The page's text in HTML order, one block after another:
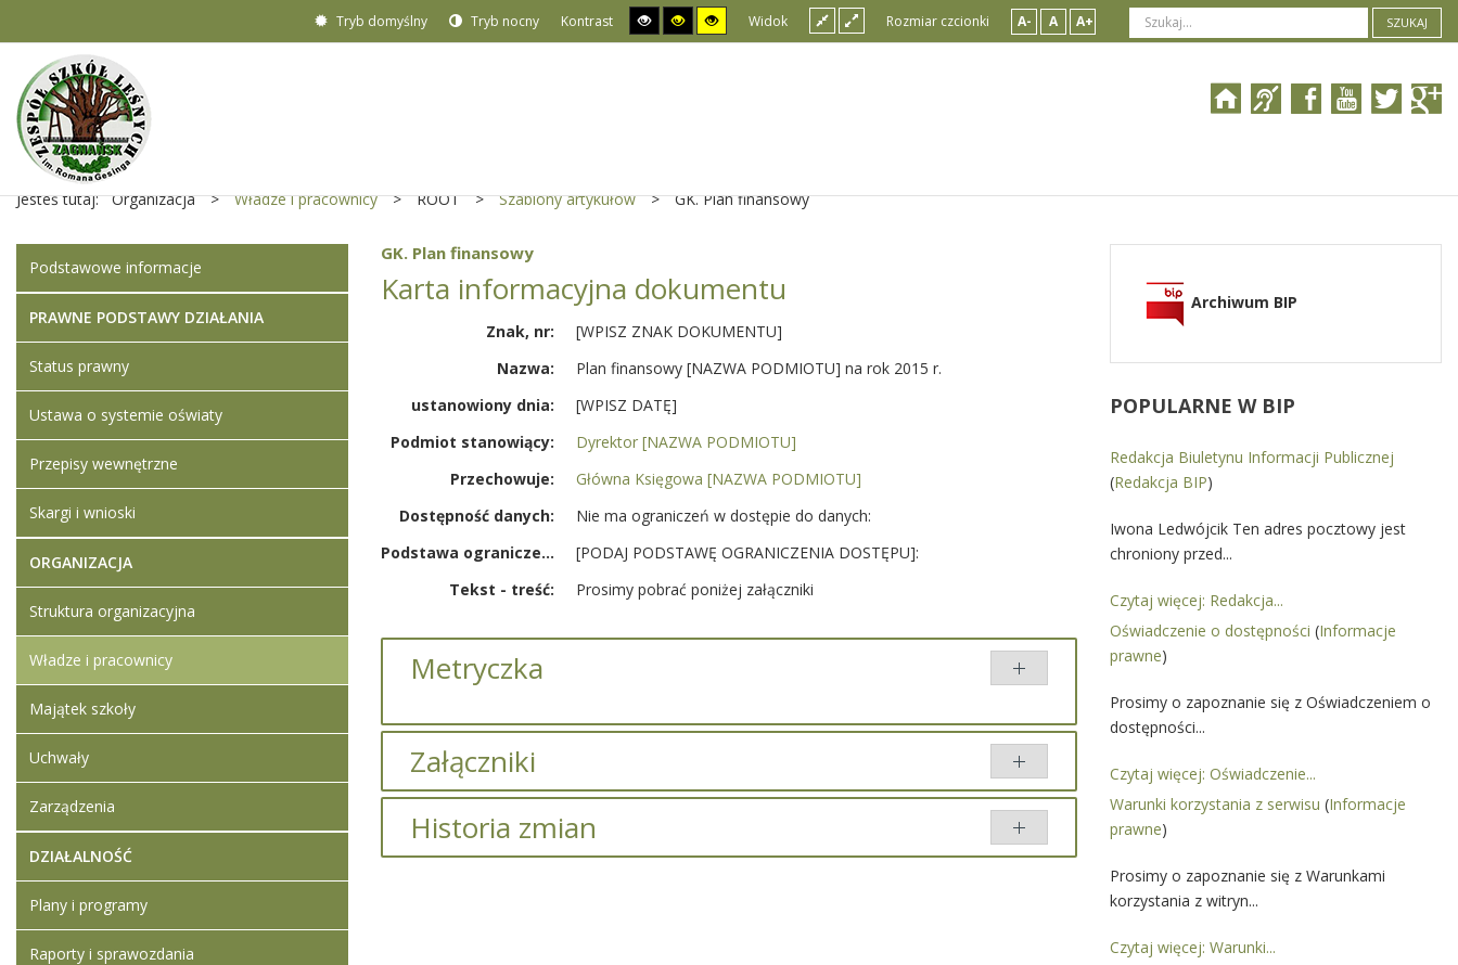
Tryb domyślny Tryb nocny Kontrast Widok Rozmiar czcionki A- A A+ SZUKAJ
Jesteś tutaj: Organizacja > Władze i pracownicy > ROOT > Szablony artykułów > GK. Plan finansowy
GK. Plan finansowy
Karta informacyjna dokumentu
Znak, nr:
[WPISZ ZNAK DOKUMENTU]
Nazwa:
Plan finansowy [NAZWA PODMIOTU] na rok 2015 r.
ustanowiony dnia:
[WPISZ DATĘ]
Podmiot stanowiący:
Dyrektor [NAZWA PODMIOTU]
Przechowuje:
Główna Księgowa [NAZWA PODMIOTU]
Dostępność danych:
Nie ma ograniczeń w dostępie do danych:
Podstawa ograniczenia:
[PODAJ PODSTAWĘ OGRANICZENIA DOSTĘPU]:
Tekst - treść:
Prosimy pobrać poniżej załączniki
Metryczka
Załączniki
Brak załączników.
Historia zmian
Podstawowe informacje
PRAWNE PODSTAWY DZIAŁANIA
Status prawny
Ustawa o systemie oświaty
Przepisy wewnętrzne
Skargi i wnioski
ORGANIZACJA
Struktura organizacyjna
Władze i pracownicy
Majątek szkoły
Uchwały
Zarządzenia
DZIAŁALNOŚĆ
Plany i programy
Raporty i sprawozdania
Archiwum BIP
POPULARNE W BIP
Redakcja Biuletynu Informacji Publicznej
(Redakcja BIP)
Iwona Ledwójcik Ten adres pocztowy jest
chroniony przed...
Czytaj więcej: Redakcja...
Oświadczenie o dostępności (Informacje
prawne)
Prosimy o zapoznanie się z Oświadczeniem o
dostępności...
Czytaj więcej: Oświadczenie...
Warunki korzystania z serwisu (Informacje
prawne)
Prosimy o zapoznanie się z Warunkami
korzystania z witryn...
Czytaj więcej: Warunki...